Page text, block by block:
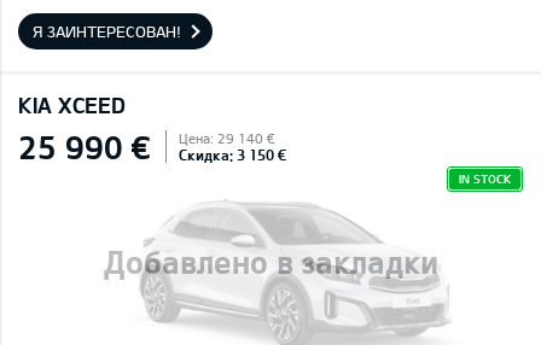
Я ЗАИНТЕРЕСОВАН!
KIA XCEED
Добавлено в закладки
25 990 € Цена: 29 140 €
Скидка: 3 150 €
IN STOCK